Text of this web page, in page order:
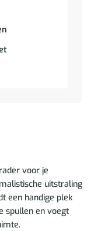
voor je
uitstraling
een handige plek
spullen en voegt